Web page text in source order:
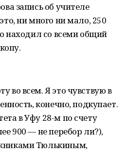
запись об учителе
ни много ни мало, 250
находил со всеми общий
во всем. Я это чувствую в
конечно, подкупает.
в Уфу 28-м по счету
900 — не перебор ли?),
Тюлькиным,